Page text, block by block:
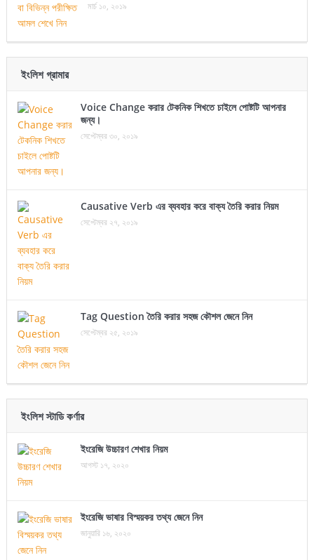
মার্চ ১০, ২০১৯
ইংলিশ গ্রামার
Voice Change করার টেকনিক শিখতে চাইলে পোষ্টটি আপনার
জন্য।
সেপ্টেম্বর ৩০, ২০১৯
Causative Verb এর ব্যবহার করে বাক্য তৈরি করার নিয়ম
সেপ্টেম্বর ২৭, ২০১৯
Tag Question তৈরি করার সহজ কৌশল জেনে নিন
সেপ্টেম্বর ২৫, ২০১৯
ইংলিশ স্টাডি কর্ণার
ইংরেজি উচ্চারণ শেখার নিয়ম
আগস্ট ১৭, ২০২০
ইংরেজি ভাষার বিস্ময়কর তথ্য জেনে নিন
জানুয়ারি ১৬, ২০২০